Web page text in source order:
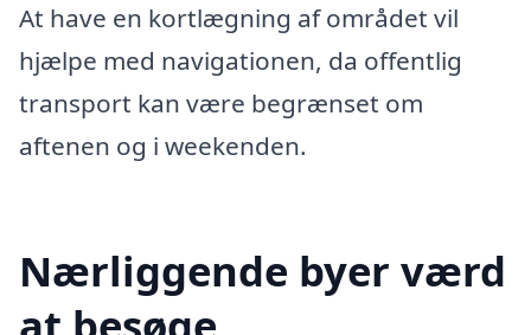
At have en kortlægning af området vil
hjælpe med navigationen, da offentlig
transport kan være begrænset om
aftenen og i weekenden.
Nærliggende byer værd